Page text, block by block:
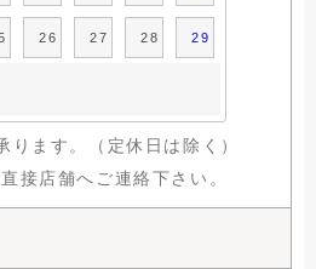
26 27 28 29
ます。（定休日は除く）
接店舗へご連絡下さい。